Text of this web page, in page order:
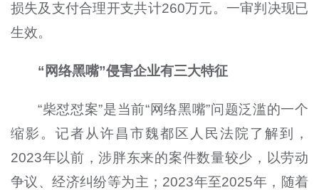
损失及支付合理开支共计260万元。一审判决现已
生效。
“网络黑嘴”侵害企业有三大特征
“柴怼怼案”是当前“网络黑嘴”问题泛滥的一个
缩影。记者从许昌市魏都区人民法院了解到，
2023年以前，涉胖东来的案件数量较少，以劳动
争议、经济纠纷等为主；2023年至2025年，随着